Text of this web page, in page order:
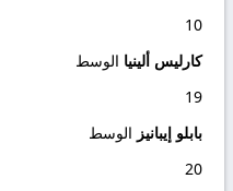
10
كارليس ألينيا الوسط
19
بابلو إيبانيز الوسط
20